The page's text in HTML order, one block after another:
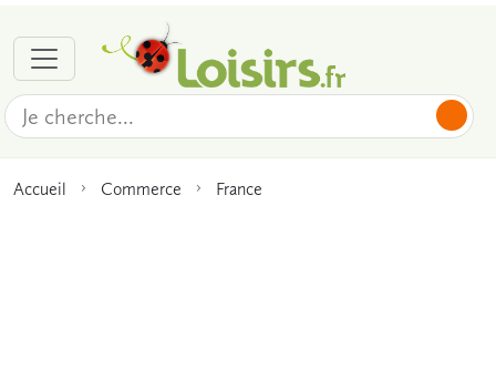
Accueil Commerce France